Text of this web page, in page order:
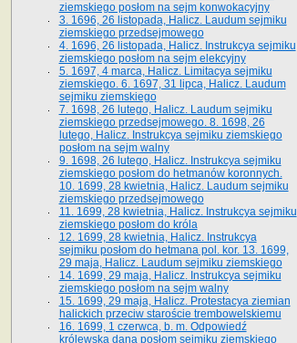
ziemskiego posłom na sejm konwokacyjny
3. 1696, 26 listopada, Halicz. Laudum sejmiku
ziemskiego przedsejmowego
4. 1696, 26 listopada, Halicz. Instrukcya sejmiku
ziemskiego posłom na sejm elekcyjny
5. 1697, 4 marca, Halicz. Limitacya sejmiku
ziemskiego. 6. 1697, 31 lipca, Halicz. Laudum
sejmiku ziemskiego
7. 1698, 26 lutego, Halicz. Laudum sejmiku
ziemskiego przedsejmowego. 8. 1698, 26
lutego, Halicz. Instrukcya sejmiku ziemskiego
posłom na sejm walny
9. 1698, 26 lutego, Halicz. Instrukcya sejmiku
ziemskiego posłom do hetmanów koronnych.
10. 1699, 28 kwietnia, Halicz. Laudum sejmiku
ziemskiego przedsejmowego
11. 1699, 28 kwietnia, Halicz. Instrukcya sejmiku
ziemskiego posłom do króla
12. 1699, 28 kwietnia, Halicz. Instrukcya
sejmiku posłom do hetmana pol. kor. 13. 1699,
29 maja, Halicz. Laudum sejmiku ziemskiego
14. 1699, 29 maja, Halicz. Instrukcya sejmiku
ziemskiego posłom na sejm walny
15. 1699, 29 maja, Halicz. Protestacya ziemian
halickich przeciw staroście trembowelskiemu
16. 1699, 1 czerwca, b. m. Odpowiedź
królewska dana posłom sejmiku ziemskiego